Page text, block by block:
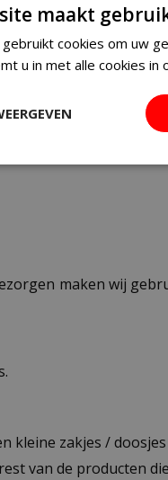
vogels
kunststof
maken wij
kleine zakjes /
van de producten
maakt
cookies om uw
u in met alle cookies